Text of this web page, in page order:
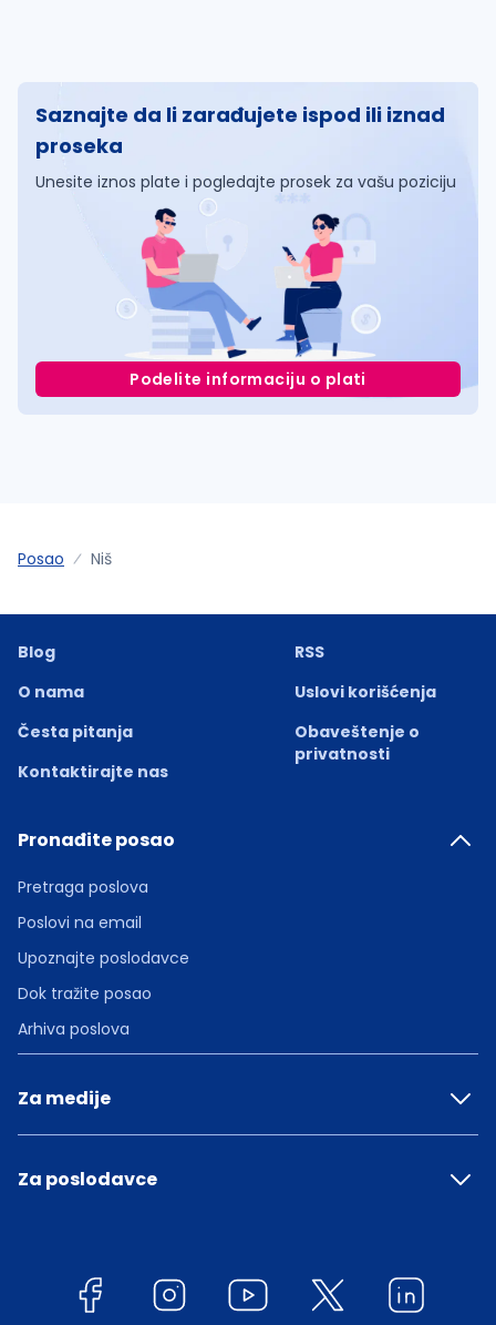
Saznajte da li zarađujete ispod ili iznad
proseka
Unesite iznos plate i pogledajte prosek za vašu poziciju
Podelite informaciju o plati
Posao Niš
Blog
O nama
Česta pitanja
Kontaktirajte nas
RSS
Uslovi korišćenja
Obaveštenje o
privatnosti
Pronađite posao
Pretraga poslova
Poslovi na email
Upoznajte poslodavce
Dok tražite posao
Arhiva poslova
Za medije
Za poslodavce